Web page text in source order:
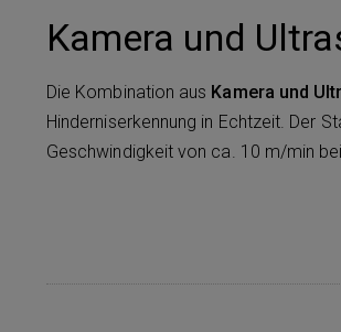
Kamera und
Die Kombination aus Kamera und
Hinderniserkennung in Echtzeit. Der
Geschwindigkeit von ca. 10 m/min